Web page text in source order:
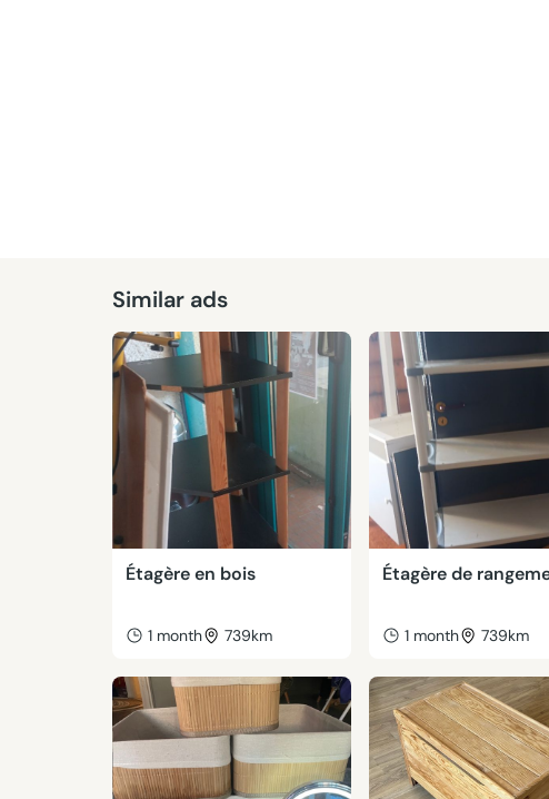
Similar ads
Étagère en bois
1 month 739km
Étagère de
1 month 739km